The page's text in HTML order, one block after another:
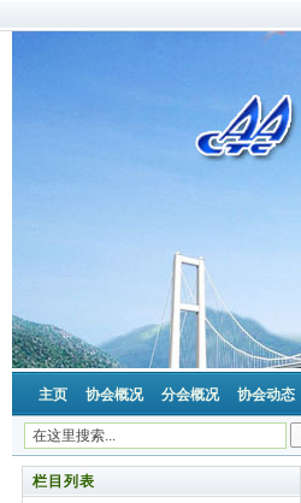
主页 协会概况 分会概况 协会动态
栏目列表